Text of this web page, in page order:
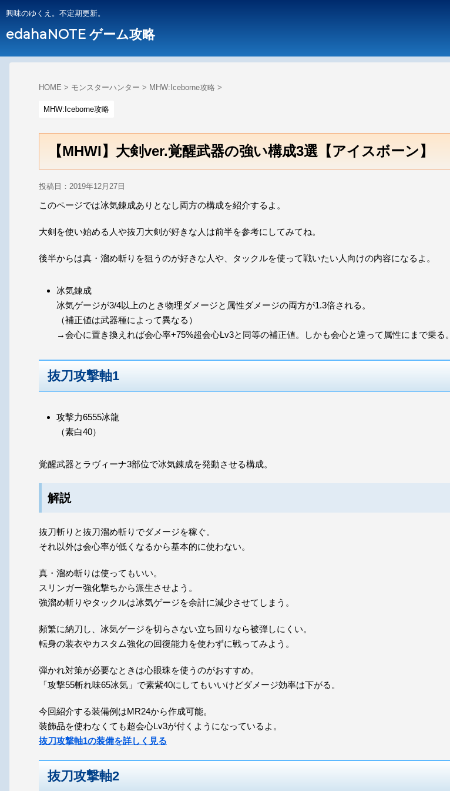
興味のゆくえ。不定期更新。
edahaNOTE ゲーム攻略
HOME > モンスターハンター > MHW:Iceborne攻略 >
MHW:Iceborne攻略
【MHWI】大剣ver.覚醒武器の強い構成3選【アイスボーン】
投稿日： 2019年12月27日
このページでは冰気錬成ありとなし両方の構成を紹介するよ。
大剣を使い始める人や抜刀大剣が好きな人は前半を参考にしてみてね。
後半からは真・溜め斬りを狙うのが好きな人や、タックルを使って戦いたい人向けの内容になるよ。
冰気錬成
冰気ゲージが3/4以上のとき物理ダメージと属性ダメージの両方が1.3倍される。
（補正値は武器種によって異なる）
→会心に置き換えれば会心率+75%超会心Lv3と同等の補正値。しかも会心と違って属性にまで乗る。
抜刀攻撃軸1
攻撃力6555冰龍
（素白40）
覚醒武器とラヴィーナ3部位で冰気錬成を発動させる構成。
解説
抜刀斬りと抜刀溜め斬りでダメージを稼ぐ。
それ以外は会心率が低くなるから基本的に使わない。
真・溜め斬りは使ってもいい。
スリンガー強化撃ちから派生させよう。
強溜め斬りやタックルは冰気ゲージを余計に減少させてしまう。
頻繁に納刀し、冰気ゲージを切らさない立ち回りなら被弾しにくい。
転身の装衣やカスタム強化の回復能力を使わずに戦ってみよう。
弾かれ対策が必要なときは心眼珠を使うのがおすすめ。
「攻撃55斬れ味65冰気」で素紫40にしてもいいけどダメージ効率は下がる。
今回紹介する装備例はMR24から作成可能。
装飾品を使わなくても超会心Lv3が付くようになっているよ。
抜刀攻撃軸1の装備を詳しく見る
抜刀攻撃軸2